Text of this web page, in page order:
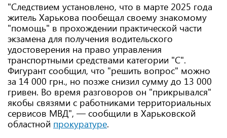
"Следствием установлено, что в марте 2025 года
житель Харькова пообещал своему знакомому
"помощь" в прохождении практической части
экзамена для получения водительского
удостоверения на право управления
транспортными средствами категории "C".
Фигурант сообщил, что "решить вопрос" можно
за 14 000 грн., но позже снизил сумму до 13 000
гривен. Во время разговоров он "прикрывался"
якобы связями с работниками территориальных
сервисов МВД", — сообщили в Харьковской
областной прокуратуре.